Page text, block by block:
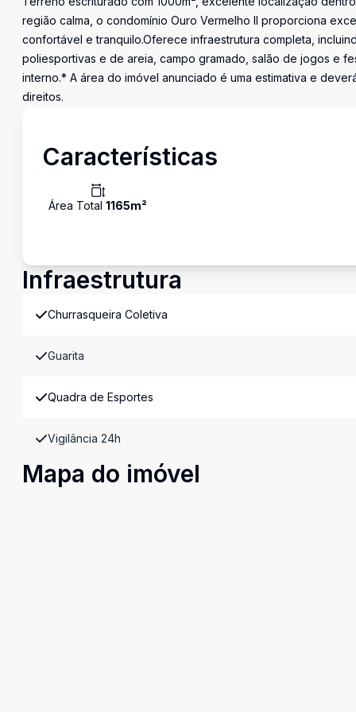
região calma, o condomínio Ouro Vermelho II proporciona
confortável e tranquilo.Oferece infraestrutura completa,
poliesportivas e de areia, campo gramado, salão de jogos e
interno.* A área do imóvel anunciado é uma estimativa e
direitos.
Características
Área Total 1165m²
Infraestrutura
Churrasqueira Coletiva
Guarita
Quadra de Esportes
Vigilância 24h
Mapa do imóvel